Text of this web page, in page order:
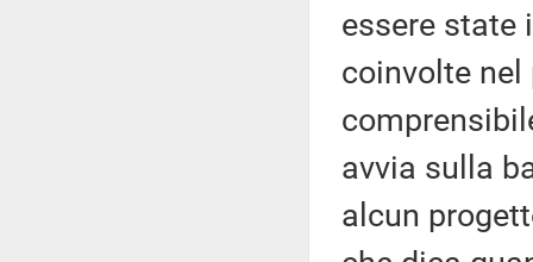
essere state
coinvolte nel
avvia sulla
alcun